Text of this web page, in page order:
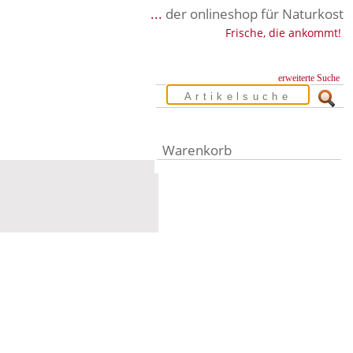
... der onlineshop für Naturkost
Frische, die ankommt!
erweiterte Suche
Warenkorb